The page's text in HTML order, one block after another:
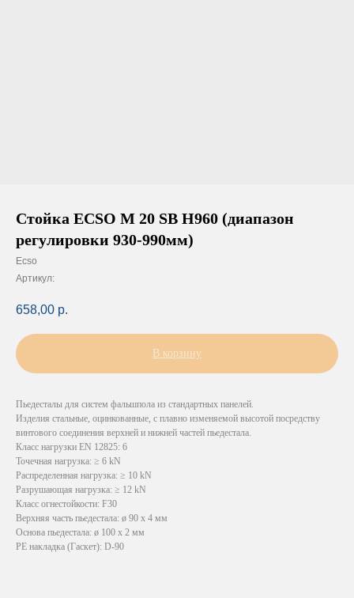
Стойка ECSO M 20 SB H960 (диапазон
регулировки 930-990мм)
Ecso
Артикул:
658,00 р.
В корзину
Пьедесталы для систем фальшпола из стандартных панелей.
Изделия стальные, оцинкованные, с плавно изменяемой высотой посредству
винтового соединения верхней и нижней частей пьедестала.
Класс нагрузки EN 12825: 6
Точечная нагрузка: ≥ 6 kN
Распределенная нагрузка: ≥ 10 kN
Разрушающая нагрузка: ≥ 12 kN
Класс огнестойкости: F30
Верхняя часть пьедестала: ø 90 х 4 мм
Основа пьедестала: ø 100 х 2 мм
PE накладка (Гаскет): D-90